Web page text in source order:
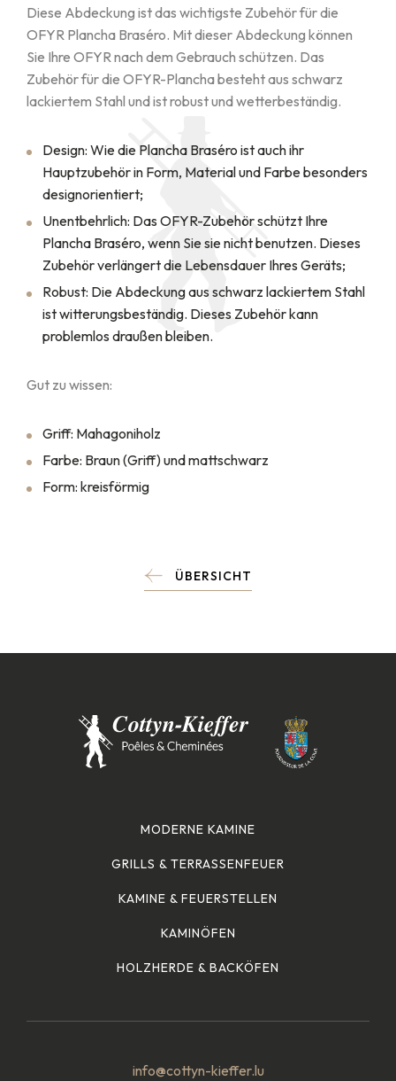
Diese Abdeckung ist das wichtigste Zubehör für die
OFYR Plancha Braséro. Mit dieser Abdeckung können
Sie Ihre OFYR nach dem Gebrauch schützen. Das
Zubehör für die OFYR-Plancha besteht aus schwarz
lackiertem Stahl und ist robust und wetterbeständig.
Design: Wie die Plancha Braséro ist auch ihr
Hauptzubehör in Form, Material und Farbe besonders
designorientiert;
Unentbehrlich: Das OFYR-Zubehör schützt Ihre
Plancha Braséro, wenn Sie sie nicht benutzen. Dieses
Zubehör verlängert die Lebensdauer Ihres Geräts;
Robust: Die Abdeckung aus schwarz lackiertem Stahl
ist witterungsbeständig. Dieses Zubehör kann
problemlos draußen bleiben.
Gut zu wissen:
Griff: Mahagoniholz
Farbe: Braun (Griff) und mattschwarz
Form: kreisförmig
ÜBERSICHT
MODERNE KAMINE
GRILLS & TERRASSENFEUER
KAMINE & FEUERSTELLEN
KAMINÖFEN
HOLZHERDE & BACKÖFEN
info@cottyn-kieffer.lu